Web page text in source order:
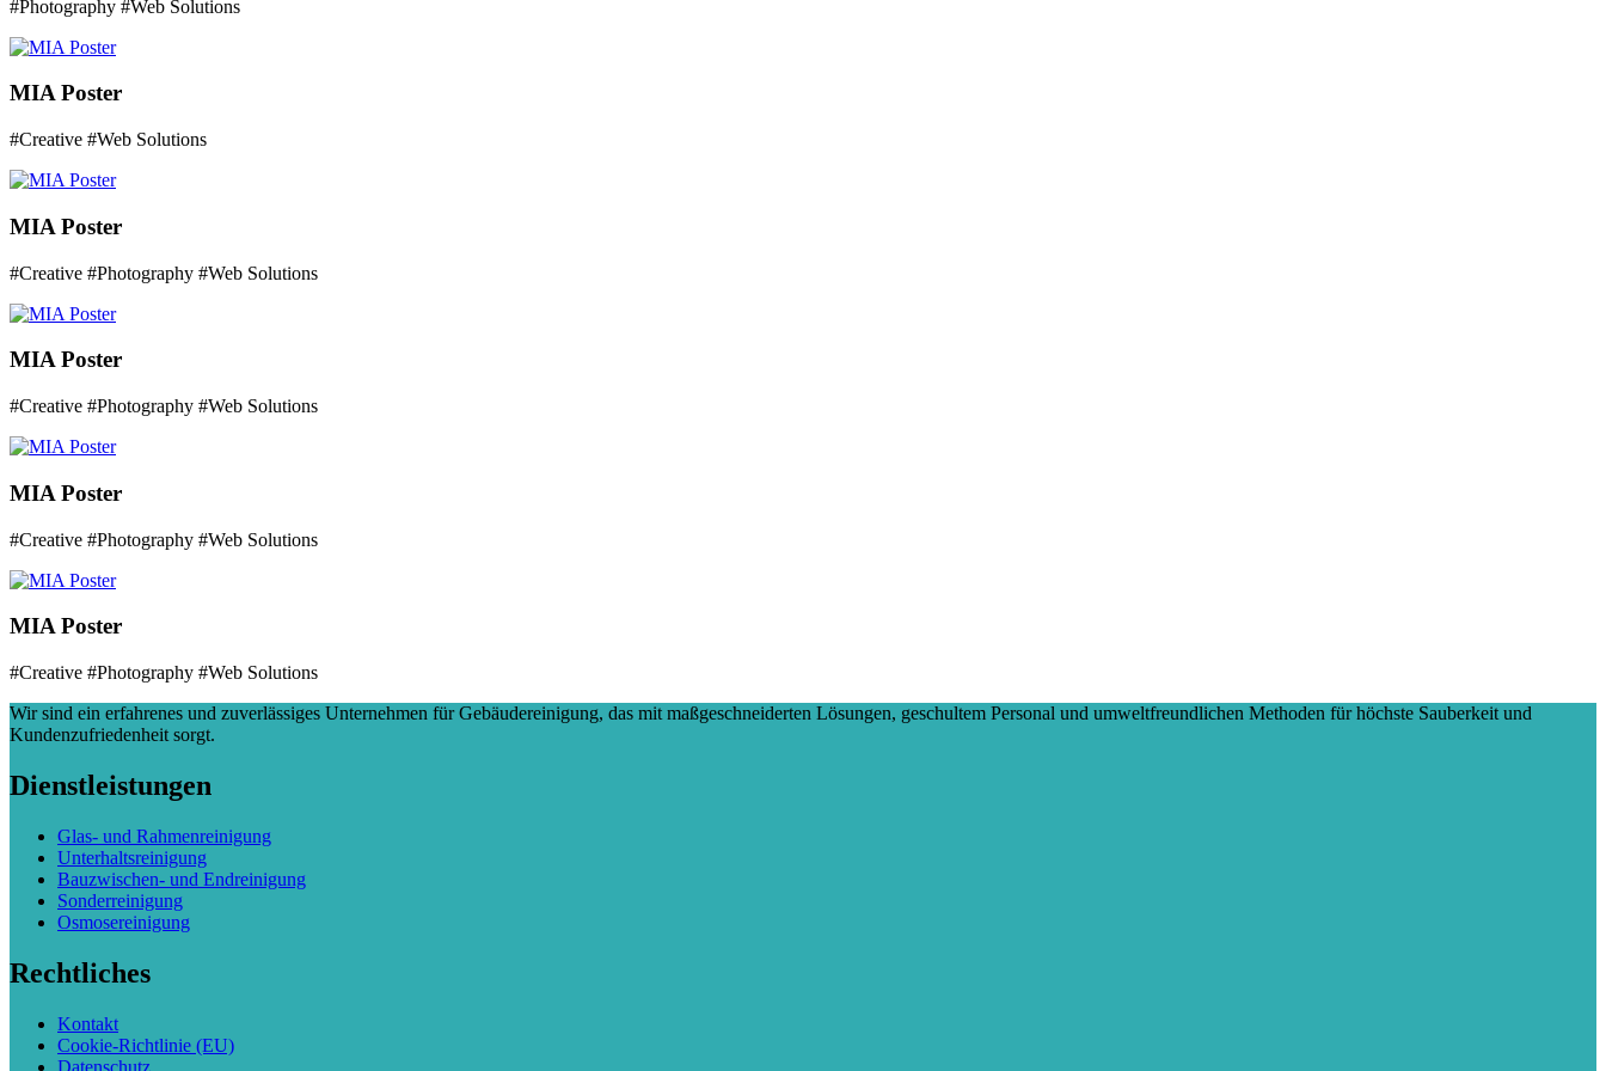
#Photography #Web Solutions
MIA Poster
#Creative #Web Solutions
MIA Poster
#Creative #Photography #Web Solutions
MIA Poster
#Creative #Photography #Web Solutions
MIA Poster
#Creative #Photography #Web Solutions
MIA Poster
#Creative #Photography #Web Solutions
Wir sind ein erfahrenes und zuverlässiges Unternehmen für Gebäudereinigung, das mit maßgeschneiderten Lösungen, geschultem Personal und umweltfreundlichen Methoden für höchste Sauberkeit und
Kundenzufriedenheit sorgt.
Dienstleistungen
Glas- und Rahmenreinigung
Unterhaltsreinigung
Bauzwischen- und Endreinigung
Sonderreinigung
Osmosereinigung
Rechtliches
Kontakt
Cookie-Richtlinie (EU)
Datenschutz